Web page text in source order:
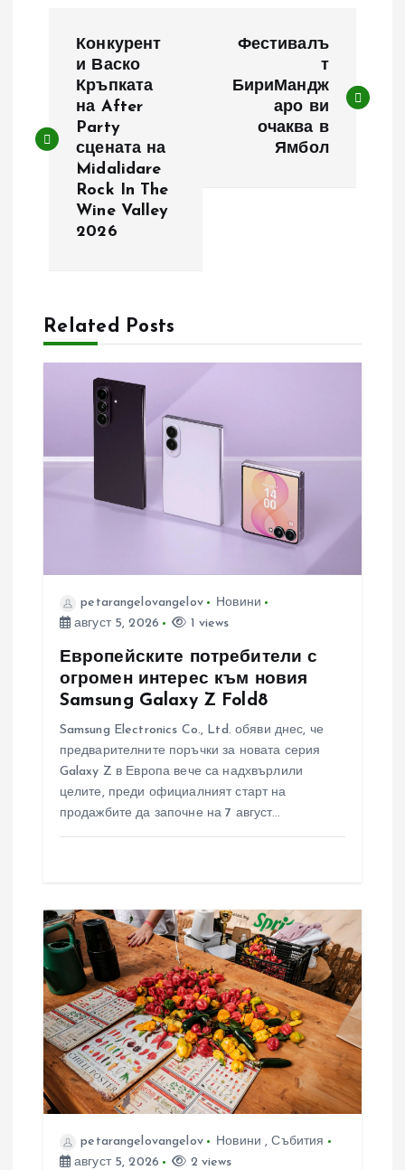
в
и
и
Конкурент
и Васко
Кръпката
на After
Party
сцената на
Midalidare
Rock In The
Wine Valley
2026
Фестивалъ
т
БириМандж
аро ви
очаква в
Ямбол
Related Posts
petarangelovangelov
Новини
август 5, 2026
1 views
Европейските потребители с
огромен интерес към новия
Samsung Galaxy Z Fold8
Samsung Electronics Co., Ltd. обяви днес, че
предварителните поръчки за новата серия
Galaxy Z в Европа вече са надхвърлили
целите, преди официалният старт на
продажбите да започне на 7 август…
petarangelovangelov Новини ,Събития
август 5, 2026
2 views